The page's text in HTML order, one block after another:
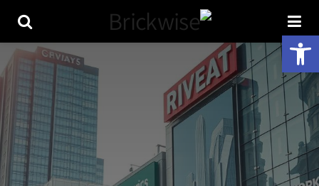
פתח סרגל נגישות